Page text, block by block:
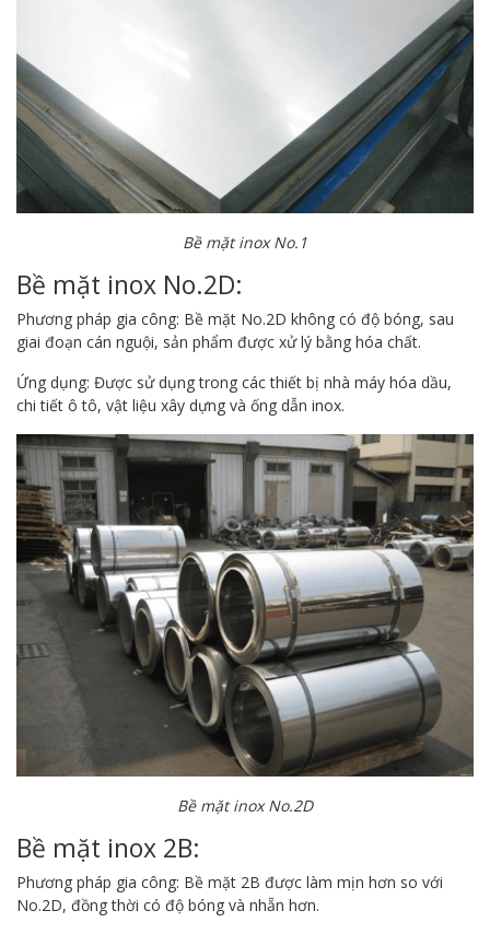
Bề mặt inox No.1
Bề mặt inox No.2D:
Phương pháp gia công: Bề mặt No.2D không có độ bóng, sau
giai đoạn cán nguội, sản phẩm được xử lý bằng hóa chất.
Ứng dụng: Được sử dụng trong các thiết bị nhà máy hóa dầu,
chi tiết ô tô, vật liệu xây dựng và ống dẫn inox.
Bề mặt inox No.2D
Bề mặt inox 2B:
Phương pháp gia công: Bề mặt 2B được làm mịn hơn so với
No.2D, đồng thời có độ bóng và nhẵn hơn.